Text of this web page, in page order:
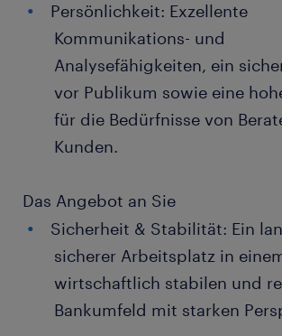
Persönlichkeit: Exzellente
Kommunikations- und
Analysefähigkeiten, ein
vor Publikum sowie eine
für die Bedürfnisse von
Kunden.
Das Angebot an Sie
Sicherheit & Stabilität: Ein
sicherer Arbeitsplatz in
wirtschaftlich stabilen und
Bankumfeld mit starken